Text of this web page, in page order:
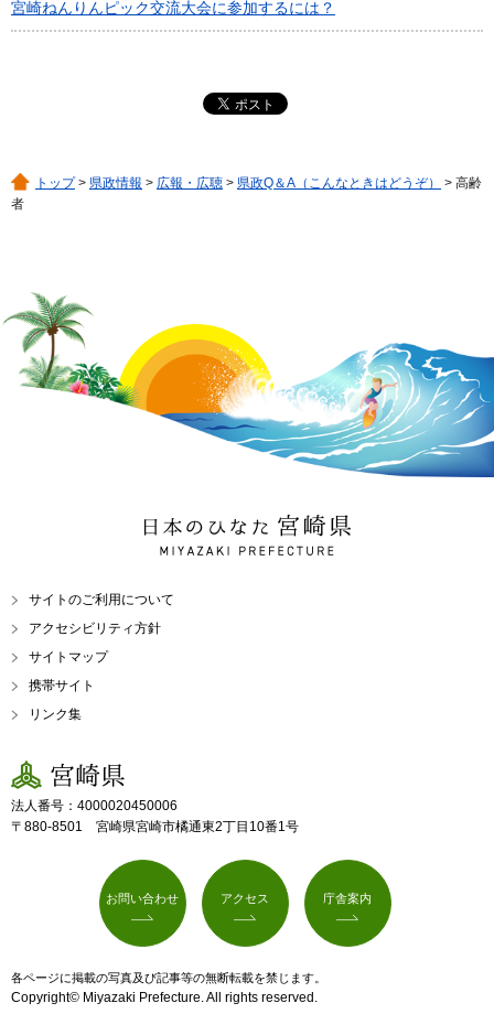
宮崎ねんりんピック交流大会に参加するには？
トップ> 県政情報 > 広報・広聴 > 県政Q＆A（こんなときはどうぞ）
> 高齢
者
日本のひなた 宮崎県
MIYAZAKI PREFECTURE
サイトのご利用について
アクセシビリティ方針
サイトマップ
携帯サイト
リンク集
宮崎県
法人番号：4000020450006
〒880-8501 宮崎県宮崎市橘通東2丁目10番1号
お問い合わせ アクセス 庁舎案内
各ページに掲載の写真及び記事等の無断転載を禁じます。
Copyright© Miyazaki Prefecture. All rights reserved.